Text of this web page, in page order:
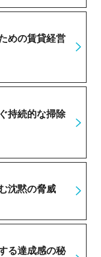
めの賃貸経営
持続的な掃除
沈黙の脅威
る達成感の秘